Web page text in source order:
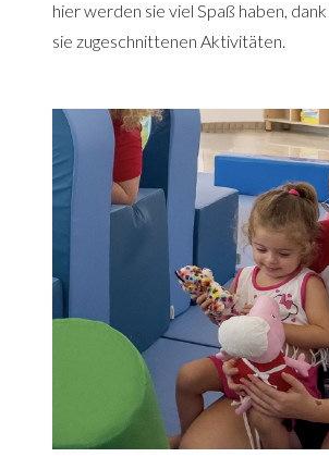
hier werden sie viel Spaß haben,
sie zugeschnittenen Aktivitäten.